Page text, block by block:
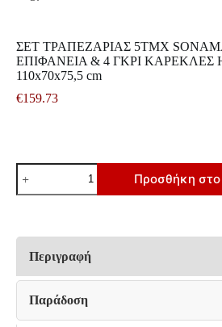
ΣΕΤ ΤΡΑΠΕΖΑΡΙΑΣ 5ΤΜΧ
ΕΠΙΦΑΝΕΙΑ & 4 ΓΚΡΙ ΚΑΡΕΚΛΕΣ
110x70x75,5 cm
€159.73
ΣΕΤ
ΤΡΑΠΕΖΑΡΙΑΣ
5ΤΜΧ
&
ΓΚΡΙ
ΚΑΡΕΚΛΕΣ
HM10355
110x70x75,5
cm
Προσθήκη στο
Περιγραφή
Παράδοση